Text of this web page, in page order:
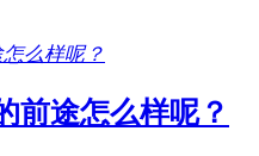
前途怎么样呢？